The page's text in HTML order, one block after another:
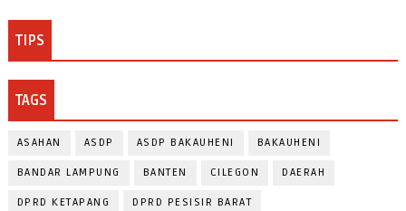
TIPS
TAGS
ASAHAN ASDP ASDP BAKAUHENI BAKAUHENI
BANDAR LAMPUNG BANTEN CILEGON DAERAH
DPRD KETAPANG DPRD PESISIR BARAT